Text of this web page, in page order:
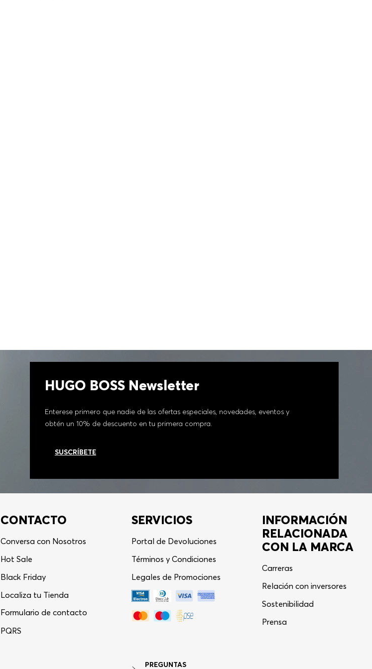
HUGO BOSS Newsletter
Enterese primero que nadie de las ofertas especiales, novedades, eventos y
obtén un 10% de descuento en tu primera compra.
SUSCRÍBETE
CONTACTO
Conversa con Nosotros
Hot Sale
Black Friday
Localiza tu Tienda
Formulario de contacto
PQRS
SERVICIOS
Portal de Devoluciones
Términos y Condiciones
Legales de Promociones
PREGUNTAS
INFORMACIÓN
RELACIONADA
CON LA MARCA
Carreras
Relación con inversores
Sostenibilidad
Prensa